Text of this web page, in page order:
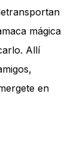
mágica
Allí
en